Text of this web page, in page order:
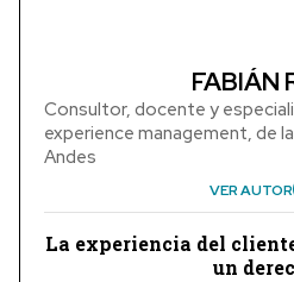
FABIÁN
Consultor, docente y
experience management, de
Andes
VER AUTOR
La experiencia del
un